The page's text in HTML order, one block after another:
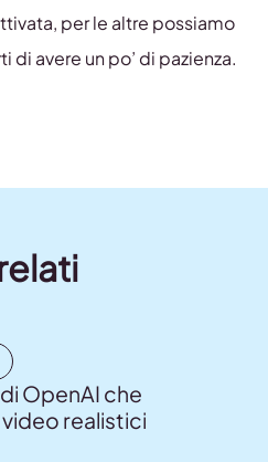
per le altre possiamo
di avere un po’ di pazienza.
OpenAI che
realistici